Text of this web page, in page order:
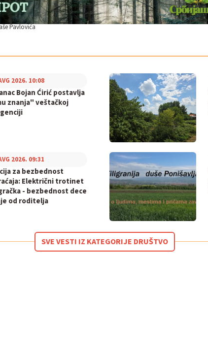
Pavlovića
Bojan Ćirić postavlja
znanja" veštačkoj
2026. 10:08
za bezbednost
Električni trotinet
- bezbednost dece
od roditelja
2026. 09:31
SVE VESTI IZ KATEGORIJE DRUŠTVO